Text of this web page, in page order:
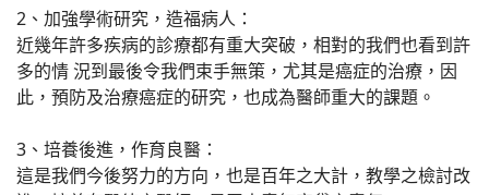
2、加強學術研究，造福病人：
近幾年許多疾病的診療都有重大突破，相對的我們也看到許
多的情 況到最後令我們束手無策，尤其是癌症的治療，因
此，預防及治療癌症的研究，也成為醫師重大的課題。
3、培養後進，作育良醫：
這是我們今後努力的方向，也是百年之大計，教學之檢討改